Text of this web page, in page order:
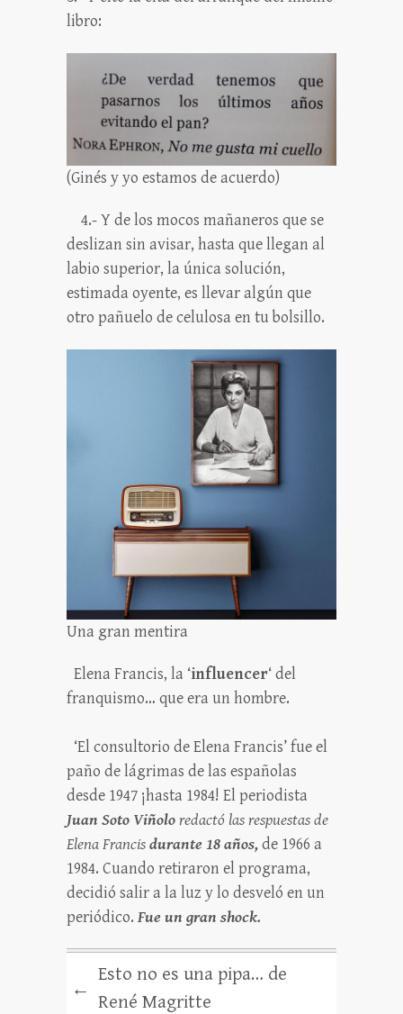
libro:
(Ginés y yo estamos de acuerdo)
4.- Y de los mocos mañaneros que se
deslizan sin avisar, hasta que llegan al
labio superior, la única solución,
estimada oyente, es llevar algún que
otro pañuelo de celulosa en tu bolsillo.
Una gran mentira
Elena Francis, la ‘influencer‘ del
franquismo… que era un hombre.
‘El consultorio de Elena Francis’ fue el
paño de lágrimas de las españolas
desde 1947 ¡hasta 1984! El periodista
Juan Soto Viñoloredactó las respuestas de
Elena Francisdurante 18 años,de 1966 a
1984. Cuando retiraron el programa,
decidió salir a la luz y lo desveló en un
periódico. Fue un gran shock.
←
Esto no es una pipa… de
René Magritte